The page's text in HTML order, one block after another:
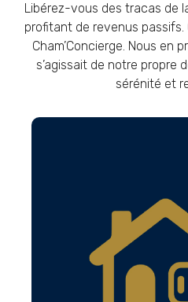
Libérez-vous des tracas de
profitant de revenus
Cham’Concierge. Nous en
s’agissait de notre propre
sérénité et